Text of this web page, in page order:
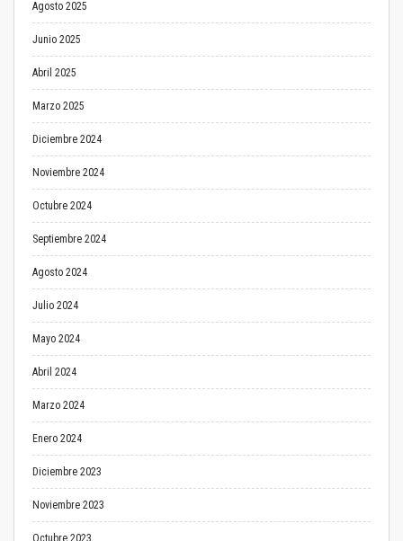
Agosto 2025
Junio 2025
Abril 2025
Marzo 2025
Diciembre 2024
Noviembre 2024
Octubre 2024
Septiembre 2024
Agosto 2024
Julio 2024
Mayo 2024
Abril 2024
Marzo 2024
Enero 2024
Diciembre 2023
Noviembre 2023
Octubre 2023